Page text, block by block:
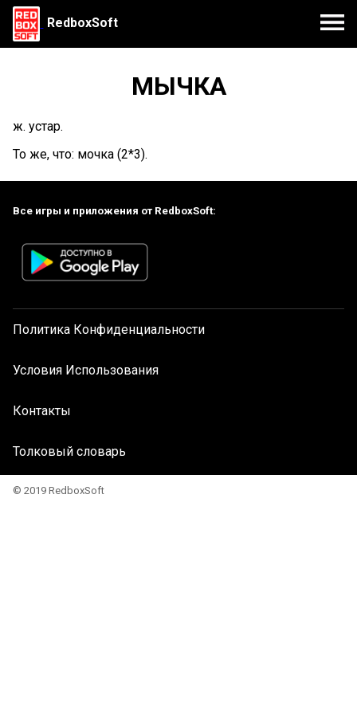
RedboxSoft
МЫЧКА
ж. устар.
То же, что: мочка (2*3).
Все игры и приложения от RedboxSoft:
Политика Конфиденциальности
Условия Использования
Контакты
Толковый словарь
© 2019 RedboxSoft